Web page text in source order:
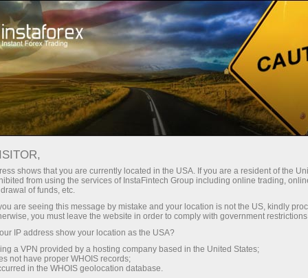
For Traders Forex Analytics ফটোনিউজ
shows that you are currently located in the USA. If you are a resident of the
from using the services of InstaFintech Group including online trading,
of funds, etc.
are seeing this message by mistake and your location is not the US, kindly
you must leave the website in order to comply with government
IP address show your location as the USA?
a VPN provided by a hosting company based in the United States;
not have proper WHOIS records;
in the WHOIS geolocation database.